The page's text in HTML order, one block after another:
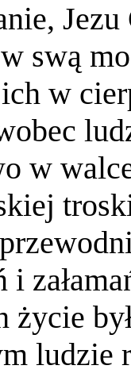
swą
w
w
i
życie
ludzie